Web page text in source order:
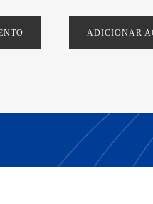
ADICIONAR